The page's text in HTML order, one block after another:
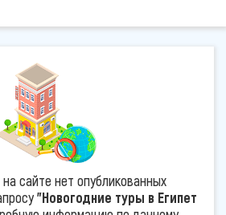
сайте нет опубликованных
"Новогодние туры в Египет